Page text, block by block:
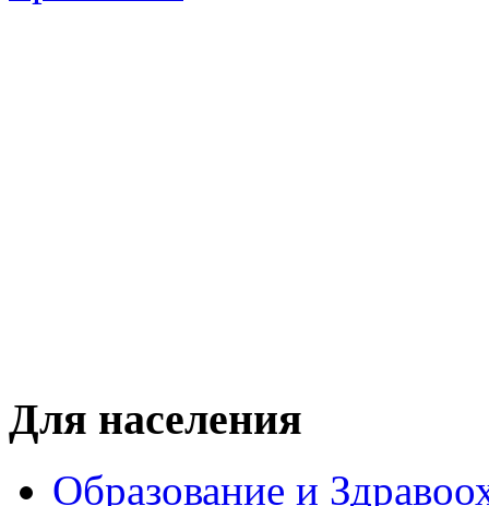
Для населения
Образование и